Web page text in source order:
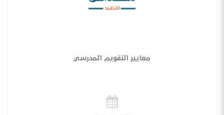
معايير التقويم المدرسي